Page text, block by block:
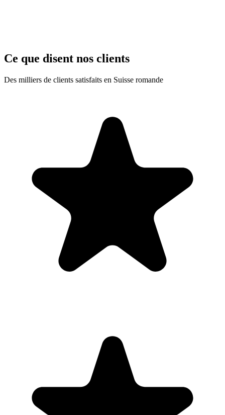
Ce que disent nos clients
Des milliers de clients satisfaits en Suisse romande